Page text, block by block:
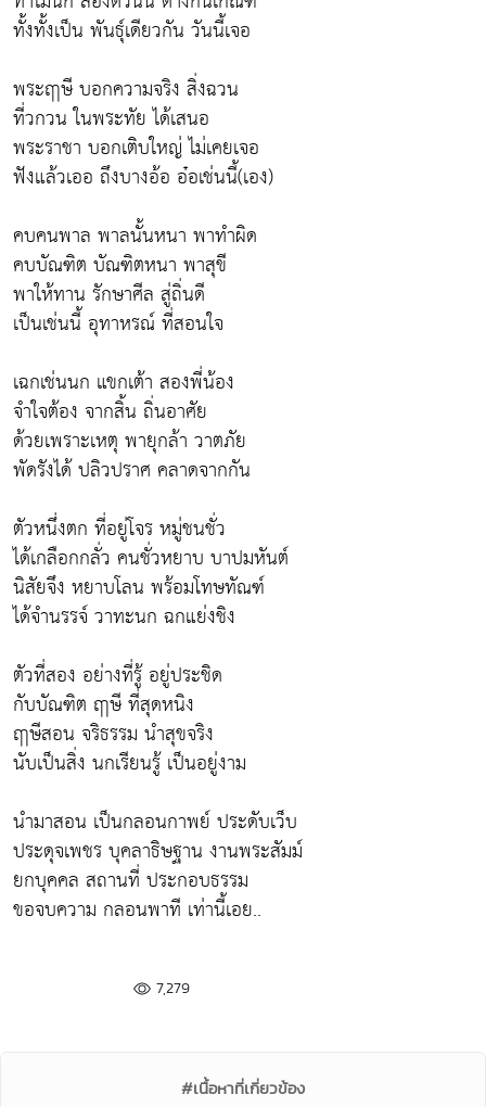
ทั้งทั้งเป็น พันธุ์เดียวกัน วันนี้เจอ
พระฤาษี บอกความจริง สิ่งฉวน
ที่วกวน ในพระทัย ได้เสนอ
พระราชา บอกเติบใหญ่ ไม่เคยเจอ
ฟังแล้วเออ ถึงบางอ้อ อ๋อเช่นนี้(เอง)
คบคนพาล พาลนั้นหนา พาทำผิด
คบบัณฑิต บัณฑิตหนา พาสุขี
พาให้ทาน รักษาศีล สู่ถิ่นดี
เป็นเช่นนี้ อุทาหรณ์ ที่สอนใจ
เฉกเช่นนก แขกเต้า สองพี่น้อง
จำใจต้อง จากสิ้น ถิ่นอาศัย
ด้วยเพราะเหตุ พายุกล้า วาตภัย
พัดรังได้ ปลิวปราศ คลาดจากกัน
ตัวหนึ่งตก ที่อยู่โจร หมู่ชนชั่ว
ได้เกลือกกลั่ว คนชั่วหยาบ บาปมหันต์
นิสัยจึง หยาบโลน พร้อมโทษทัณฑ์
ได้จำนรรจ์ วาทะนก ฉกแย่งชิง
ตัวที่สอง อย่างที่รู้ อยู่ประชิด
กับบัณฑิต ฤาษี ที่สุดหนิง
ฤาษีสอน จริธรรม นำสุขจริง
นับเป็นสิ่ง นกเรียนรู้ เป็นอยู่งาม
นำมาสอน เป็นกลอนกาพย์ ประดับเว็บ
ประดุจเพชร บุคลาธิษฐาน งานพระสัมม์
ยกบุคคล สถานที่ ประกอบธรรม
ขอจบความ กลอนพาที เท่านี้เอย..
7,279
#เนื้อหาที่เกี่ยวข้อง